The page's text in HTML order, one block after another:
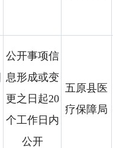
公开事项信
息形成或变
更之日起20
个工作日内
公开
五原县医
疗保障局